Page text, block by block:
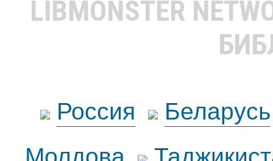
LIBMONSTER
Россия
Беларусь
Молдова